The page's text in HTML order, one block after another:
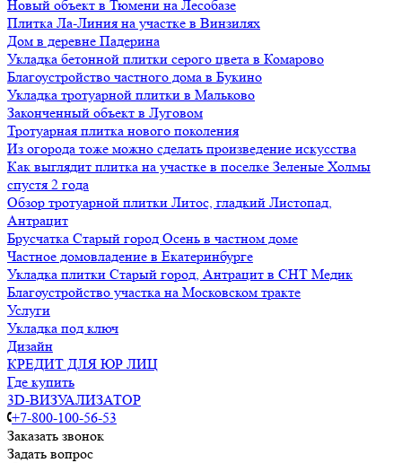
Новый объект в Тюмени на Лесобазе
Плитка Ла-Линия на участке в Винзилях
Дом в деревне Падерина
Укладка бетонной плитки серого цвета в Комарово
Благоустройство частного дома в Букино
Укладка тротуарной плитки в Мальково
Законченный объект в Луговом
Тротуарная плитка нового поколения
Из огорода тоже можно сделать произведение искусства
Как выглядит плитка на участке в поселке Зеленые Холмы
спустя 2 года
Обзор тротуарной плитки Литос, гладкий Листопад,
Антрацит
Брусчатка Старый город Осень в частном доме
Частное домовладение в Екатеринбурге
Укладка плитки Старый город, Антрацит в СНТ Медик
Благоустройство участка на Московском тракте
Услуги
Укладка под ключ
Дизайн
КРЕДИТ ДЛЯ ЮР ЛИЦ
Где купить
3D-ВИЗУАЛИЗАТОР
+7-800-100-56-53
Заказать звонок
Задать вопрос